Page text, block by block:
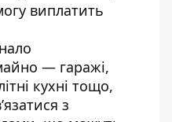
виплатить
— гаражі,
кухні тощо,
з